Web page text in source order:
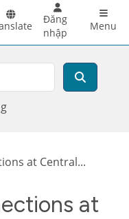
Đăng
nhập
Menu
at Central...
at